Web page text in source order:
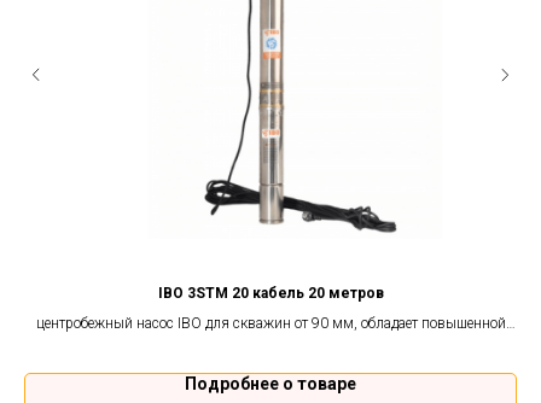
IBO 3STM 20 кабель 20 метров
центробежный насос IBO для скважин от 90 мм, обладает повышенной
Подробнее о товаре